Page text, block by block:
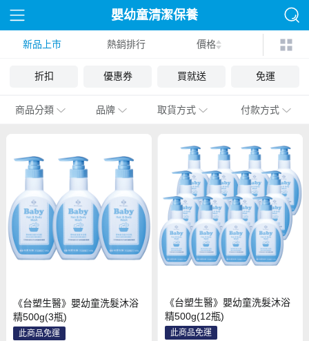
嬰幼童清潔保養
新品上市 熱銷排行 價格
折扣 優惠券 買就送 免運
商品分類 品牌 取貨方式 付款方式
《台塑生醫》嬰幼童洗髮沐浴
精500g(3瓶)
此商品免運
《台塑生醫》嬰幼童洗髮沐浴
精500g(12瓶)
此商品免運